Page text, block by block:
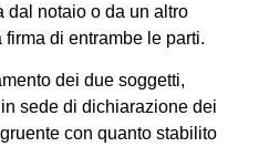
dal notaio o da un altro
di entrambe le parti.
dei due soggetti,
sede di dichiarazione dei
con quanto stabilito